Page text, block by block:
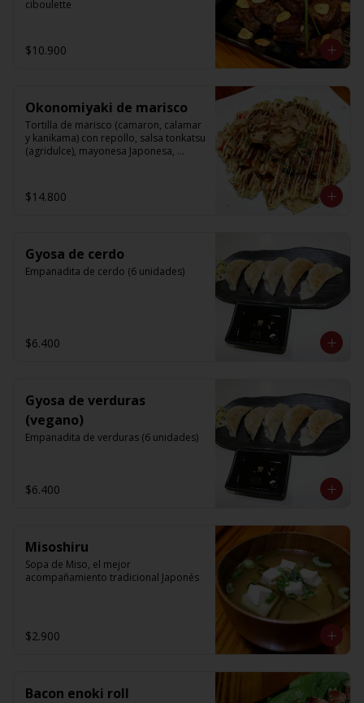
ciboulette
$10.900
Okonomiyaki de marisco
Tortilla de marisco (camaron, calamar
y kanikama) con repollo, salsa tonkatsu
(agridulce), mayonesa Japonesa,
$14.800
Gyosa de cerdo
Empanadita de cerdo (6 unidades)
$6.400
Gyosa de verduras
(vegano)
Empanadita de verduras (6 unidades)
$6.400
Misoshiru
Sopa de Miso, el mejor
acompañamiento tradicional Japonés
$2.900
Bacon enoki roll